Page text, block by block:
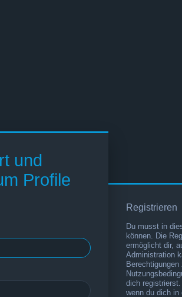
und
Profile
Registrieren
Du musst in
können. Die
ermöglicht dir,
Administration
dich
wenn du dich in